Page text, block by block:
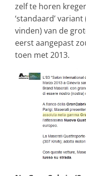
zelf te horen
‘standaard’
vinden) van de
eerst aangepast
toen met 2013.